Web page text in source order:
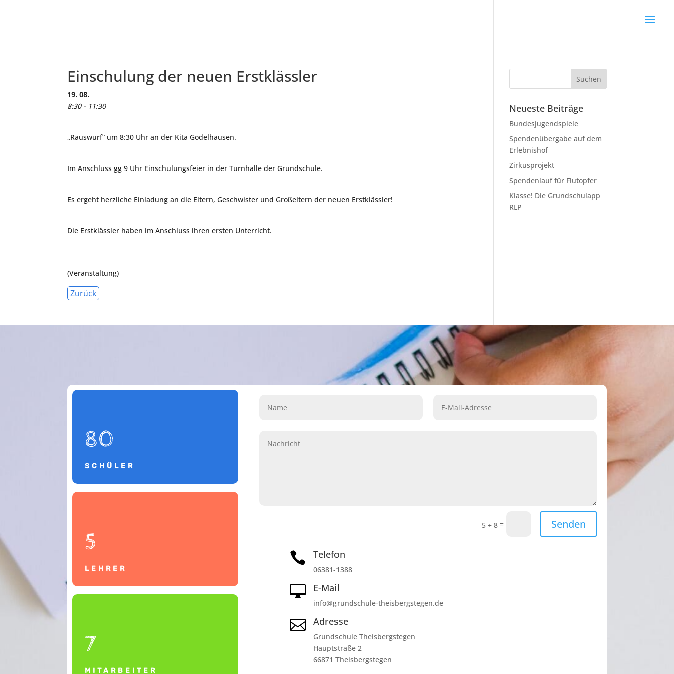
Einschulung der neuen Erstklässler
19. 08.
8:30 - 11:30
„Rauswurf“ um 8:30 Uhr an der Kita Godelhausen.
Im Anschluss gg 9 Uhr Einschulungsfeier in der Turnhalle der Grundschule.
Es ergeht herzliche Einladung an die Eltern, Geschwister und Großeltern der neuen Erstklässler!
Die Erstklässler haben im Anschluss ihren ersten Unterricht.
(Veranstaltung)
Zurück
Neueste Beiträge
Bundesjugendspiele
Spendenübergabe auf dem
Erlebnishof
Zirkusprojekt
Spendenlauf für Flutopfer
Klasse! Die Grundschulapp
RLP
80
SCHÜLER
5
LEHRER
7
MITARBEITER
5 + 8= Senden
 Telefon
06381-1388
 E-Mail
info@grundschule-theisbergstegen.de
 Adresse
Grundschule Theisbergstegen
Hauptstraße 2
66871 Theisbergstegen